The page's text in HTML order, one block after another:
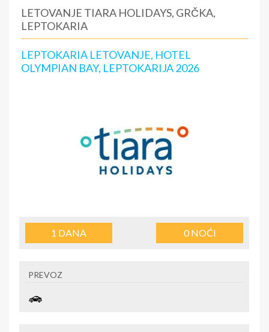
LETOVANJE TIARA HOLIDAYS, GRČKA,
LEPTOKARIA
LEPTOKARIA LETOVANJE, HOTEL
OLYMPIAN BAY, LEPTOKARIJA 2026
1 DANA 0NOĆI
PREVOZ